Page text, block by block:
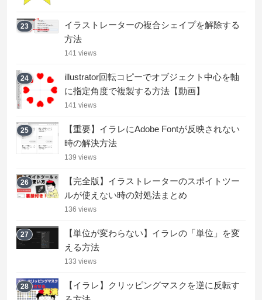
23
イラストレーターの複合シェイプを解除する
方法
141 views
24
illustrator回転コピーでオブジェクト中心を軸
に指定角度で複製する方法【動画】
141 views
25
【重要】イラレにAdobe Fontが反映されない
時の解決方法
139 views
26
【完全版】イラストレーターのスポイトツー
ルが使えない時の対処法まとめ
136 views
27
【単位が変わらない】イラレの「単位」を変
える方法
133 views
28
【イラレ】クリッピングマスクを逆に反転す